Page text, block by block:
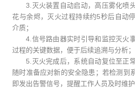
3.灭火装置自动启动，高压雾化喷
花与余烬，灭火过程持续约5秒后自动
介质；
4.信号路由器实时引导和监控灭火
过程的关键数据，便于后续追溯与分析；
5.灭火完成后，系统自动复位至正
随时准备应对新的安全隐患；若检测到
即发出告警信号，提醒工作人员及时维护